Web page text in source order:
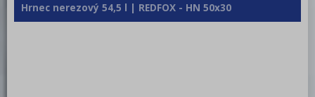
Hrnec nerezový 54,5 l | REDFOX - HN 50x30